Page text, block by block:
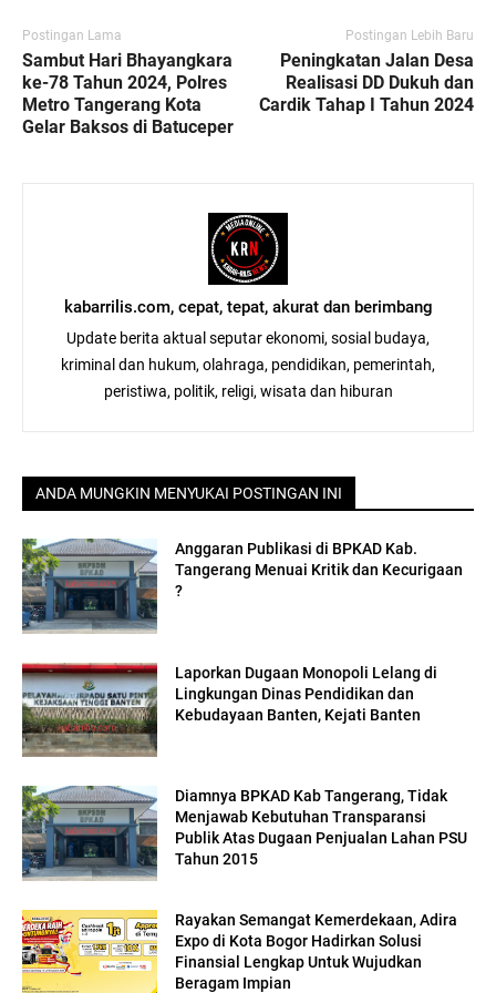
Postingan Lama
Sambut Hari Bhayangkara
ke-78 Tahun 2024, Polres
Metro Tangerang Kota
Gelar Baksos di Batuceper
Postingan Lebih Baru
Peningkatan Jalan Desa
Realisasi DD Dukuh dan
Cardik Tahap I Tahun 2024
kabarrilis.com, cepat, tepat, akurat dan berimbang
Update berita aktual seputar ekonomi, sosial budaya,
kriminal dan hukum, olahraga, pendidikan, pemerintah,
peristiwa, politik, religi, wisata dan hiburan
ANDA MUNGKIN MENYUKAI POSTINGAN INI
Anggaran Publikasi di BPKAD Kab.
Tangerang Menuai Kritik dan Kecurigaan
?
Laporkan Dugaan Monopoli Lelang di
Lingkungan Dinas Pendidikan dan
Kebudayaan Banten, Kejati Banten
Diamnya BPKAD Kab Tangerang, Tidak
Menjawab Kebutuhan Transparansi
Publik Atas Dugaan Penjualan Lahan PSU
Tahun 2015
Rayakan Semangat Kemerdekaan, Adira
Expo di Kota Bogor Hadirkan Solusi
Finansial Lengkap Untuk Wujudkan
Beragam Impian